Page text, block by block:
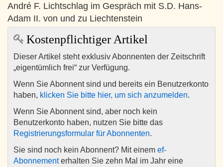
André F. Lichtschlag im Gespräch mit S.D. Hans-
Adam II. von und zu Liechtenstein
Kostenpflichtiger Artikel
Dieser Artikel steht exklusiv Abonnenten der Zeitschrift
„eigentümlich frei“ zur Verfügung.
Wenn Sie Abonnent sind und bereits ein Benutzerkonto
haben, klicken Sie bitte hier, um sich anzumelden.
Wenn Sie Abonnent sind, aber noch kein
Benutzerkonto haben, nutzen Sie bitte das
Registrierungsformular für Abonnenten.
Sie sind noch kein Abonnent? Mit einem ef-
Abonnementerhalten Sie zehn Mal im Jahr eine